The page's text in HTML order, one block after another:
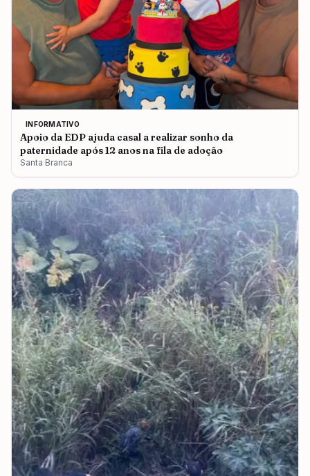
INFORMATIVO
Apoio da EDP ajuda casal a realizar sonho da
paternidade após 12 anos na fila de adoção
Santa Branca